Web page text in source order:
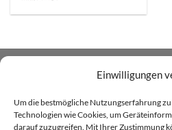
Einwilligungen
Um die bestmögliche Nutzungserfahrung
Technologien wie Cookies, um
darauf zuzugreifen. Mit Ihrer Zustimmung
27.90 CHF
Xenial GmbH betreibt den Heim-